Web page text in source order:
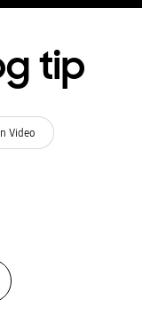
tip
Video